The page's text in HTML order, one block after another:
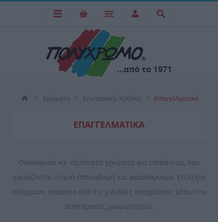
Χρώματα Εσωτερικής Χρήσης Επαγγελματικά
ΕΠΑΓΓΕΛΜΑΤΙΚΆ
Οικονομικά και αξιόπιστα χρώματα για επιφάνειες που
χρειάζονται συχνή επαναβαφή και φρεσκάρισμα. Επιλέξτε
απόχρωση ανάμεσα από τις χιλιάδες αποχρώσεις μέσω του
συστήματος χρωματισμού.